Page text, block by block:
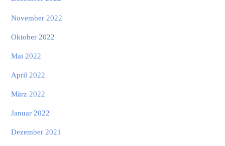
November 2022
Oktober 2022
Mai 2022
April 2022
März 2022
Januar 2022
Dezember 2021